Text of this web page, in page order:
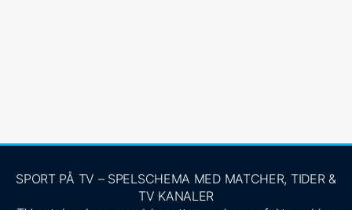
SPORT PÅ TV – SPELSCHEMA MED MATCHER, TIDER &
TV KANALER